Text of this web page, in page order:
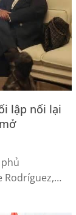
lập nối lại
Rodríguez,